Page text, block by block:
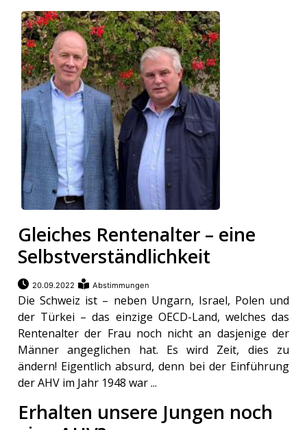
Gleiches Rentenalter – eine
Selbstverständlichkeit
20.09.2022 Abstimmungen
Die Schweiz ist – neben Ungarn, Israel, Polen und
der Türkei – das einzige OECD-Land, welches das
Rentenalter der Frau noch nicht an dasjenige der
Männer angeglichen hat. Es wird Zeit, dies zu
ändern! Eigentlich absurd, denn bei der Einführung
der AHV im Jahr 1948 war ...
Erhalten unsere Jungen noch